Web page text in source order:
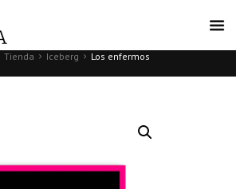
Tienda Iceberg Los enfermos